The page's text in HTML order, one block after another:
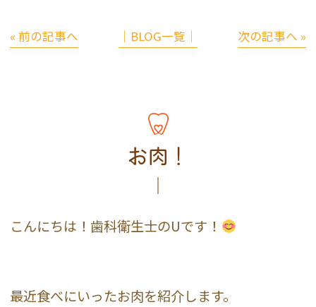
« 前の記事へ │BLOG一覧│ 次の記事へ »
お肉！
こんにちは！歯科衛生士のUです！
最近食べにいったお肉を紹介します。